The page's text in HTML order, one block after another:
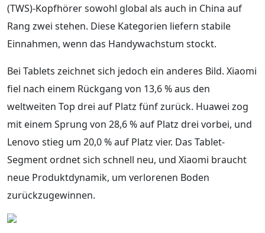
(TWS)-Kopfhörer sowohl global als auch in China auf
Rang zwei stehen. Diese Kategorien liefern stabile
Einnahmen, wenn das Handywachstum stockt.
Bei Tablets zeichnet sich jedoch ein anderes Bild. Xiaomi
fiel nach einem Rückgang von 13,6 % aus den
weltweiten Top drei auf Platz fünf zurück. Huawei zog
mit einem Sprung von 28,6 % auf Platz drei vorbei, und
Lenovo stieg um 20,0 % auf Platz vier. Das Tablet-
Segment ordnet sich schnell neu, und Xiaomi braucht
neue Produktdynamik, um verlorenen Boden
zurückzugewinnen.